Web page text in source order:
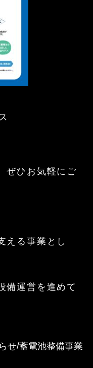
ぜひお気軽にご
える事業とし
備運営を進めて
せ 蓄電池整備事業